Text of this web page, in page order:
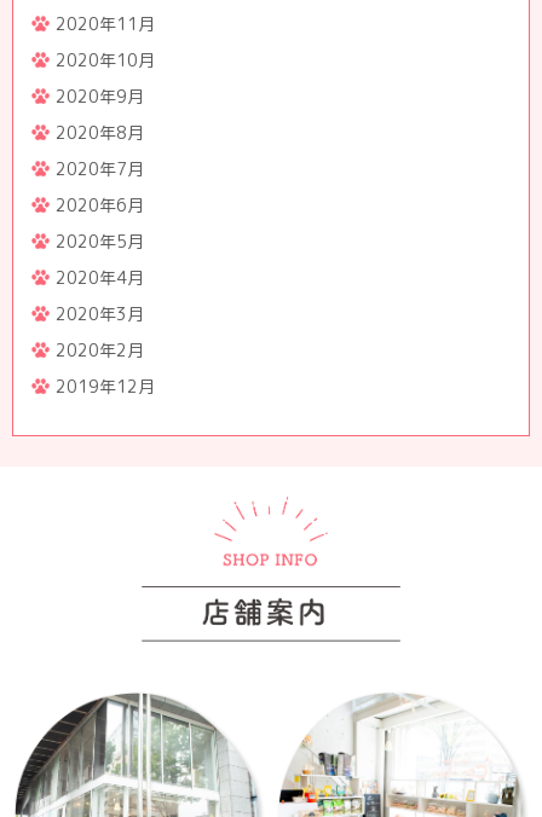
2020年11月
2020年10月
2020年9月
2020年8月
2020年7月
2020年6月
2020年5月
2020年4月
2020年3月
2020年2月
2019年12月